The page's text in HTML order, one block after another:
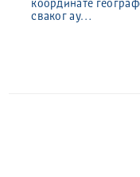
координате
сваког ау…